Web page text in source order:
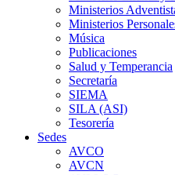
Ministerios
Ministerios
Música
Publicaciones
Salud y Temperancia
Secretaría
SIEMA
SILA (ASI)
Tesorería
Sedes
AVCO
AVCN